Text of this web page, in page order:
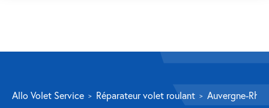
Volet roulant
Allo Volet Service Réparateur volet roulant Auvergne-